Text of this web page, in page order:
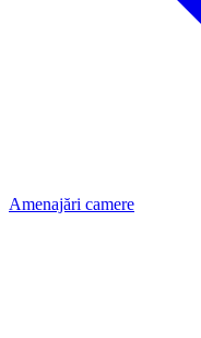
Amenajări camere